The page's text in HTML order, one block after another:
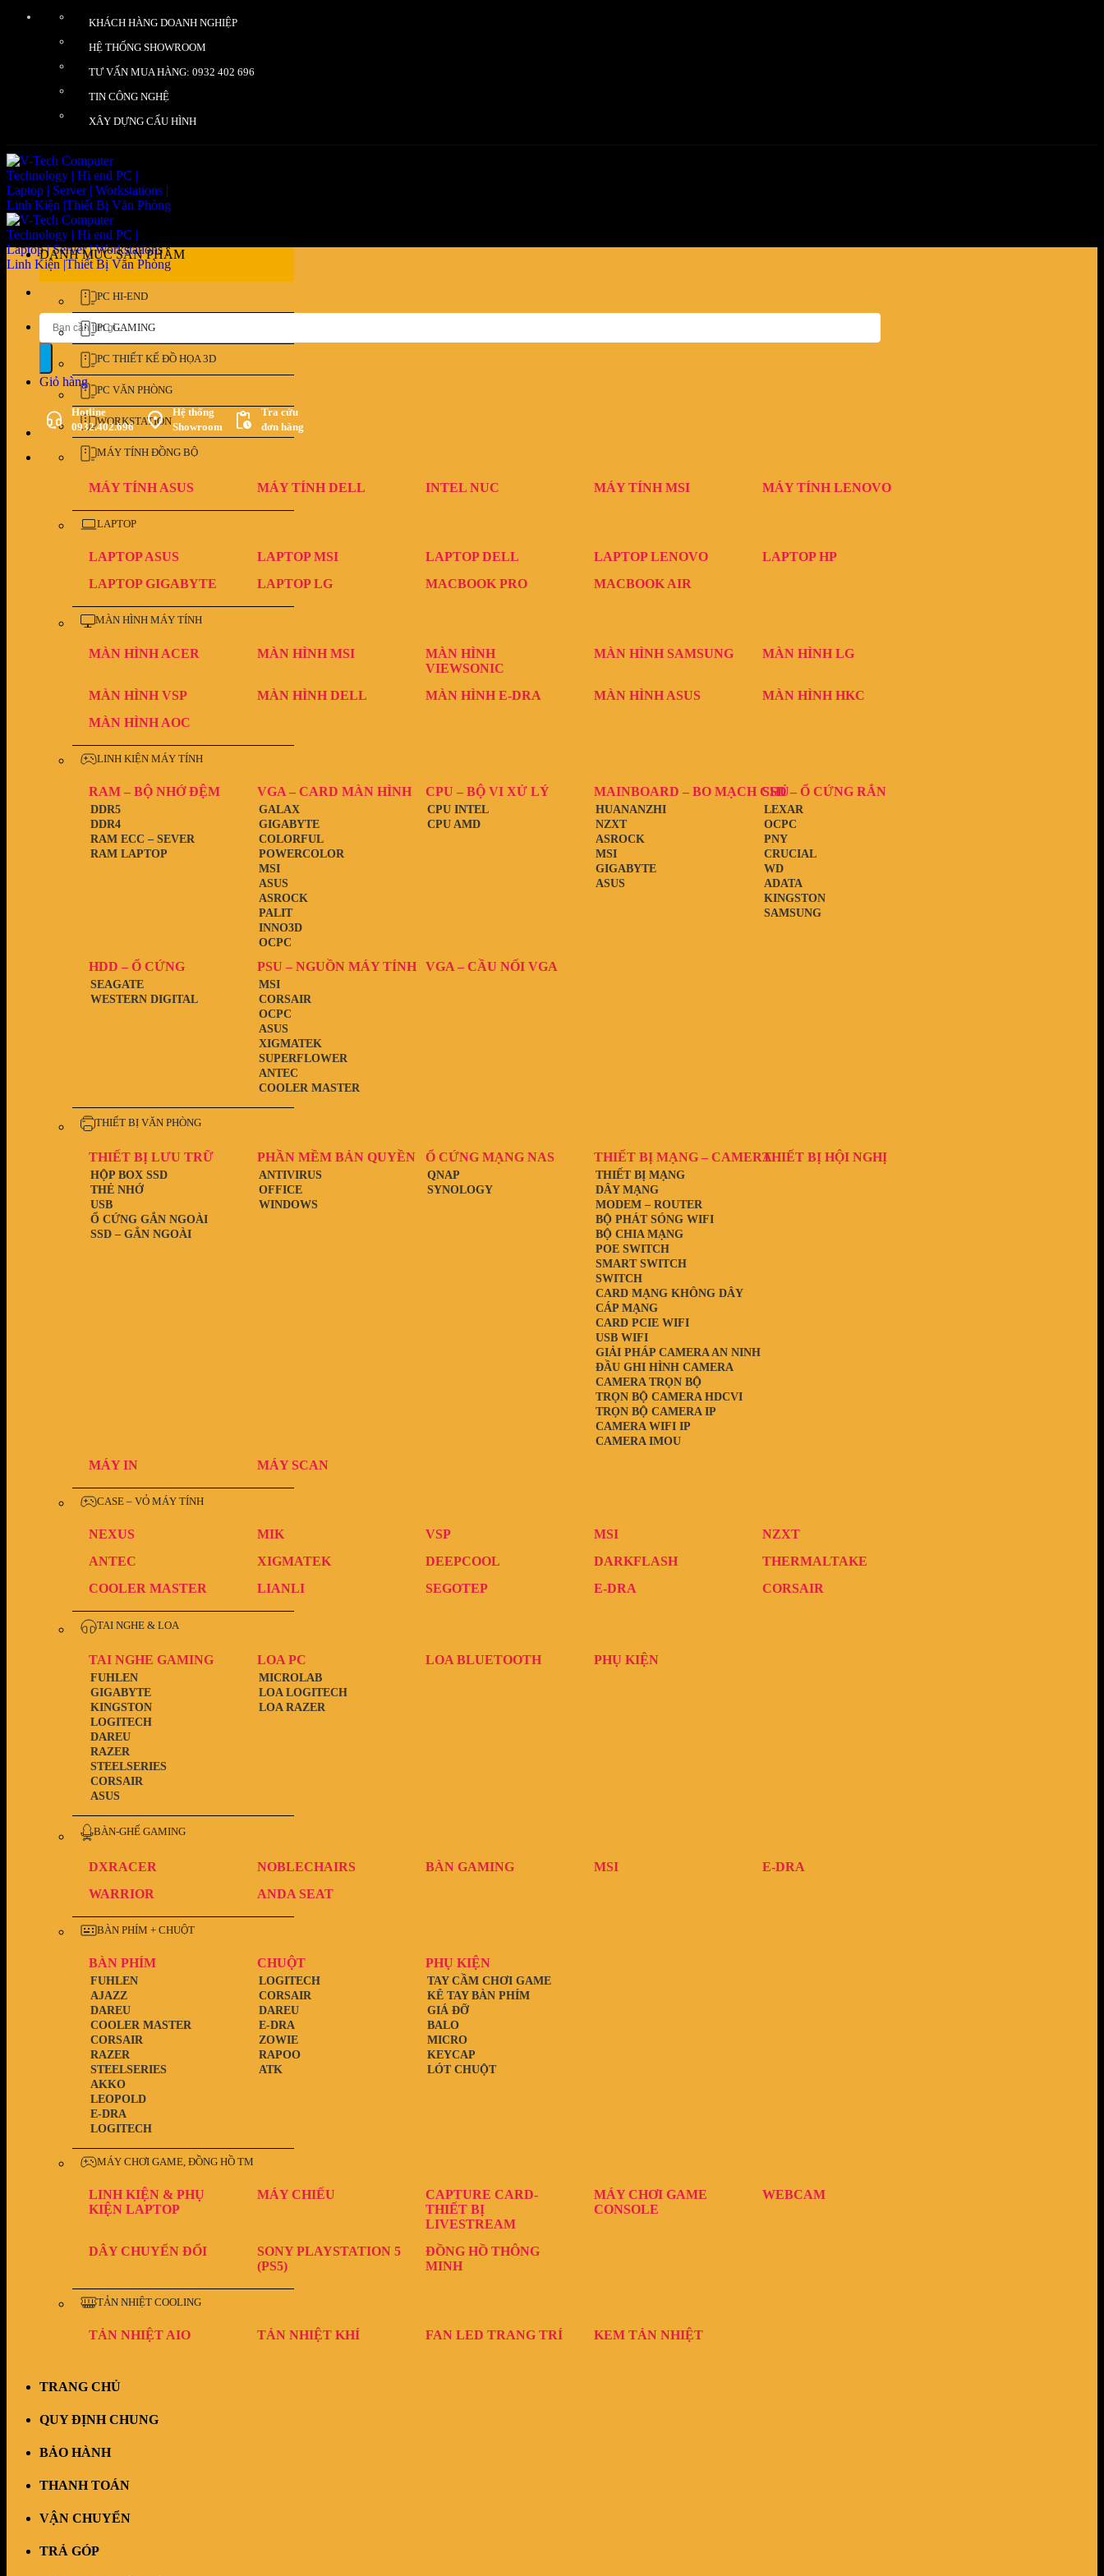
KHÁCH HÀNG DOANH NGHIỆP
HỆ THỐNG SHOWROOM
TƯ VẤN MUA HÀNG: 0932 402 696
TIN CÔNG NGHỆ
XÂY DỰNG CẤU HÌNH
Tìm
kiếm:
Giỏ hàng
Hotline
0932.402.696
Hệ thống
Showroom
Tra cứu
đơn hàng
DANH MỤC SẢN PHẨM
PC HI-END
PC GAMING
PC THIẾT KẾ ĐỒ HỌA 3D
PC VĂN PHÒNG
WORKSTATION
MÁY TÍNH ĐỒNG BỘ
MÁY TÍNH ASUS MÁY TÍNH DELL INTEL NUC MÁY TÍNH MSI MÁY TÍNH LENOVO
LAPTOP
LAPTOP ASUS LAPTOP MSI LAPTOP DELL LAPTOP LENOVO
LAPTOP HP
LAPTOP GIGABYTE
LAPTOP LG MACBOOK PRO MACBOOK AIR
MÀN HÌNH MÁY TÍNH
MÀN HÌNH ACER MÀN HÌNH MSI
MÀN HÌNH
VIEWSONIC
MÀN HÌNH SAMSUNG MÀN HÌNH LG
MÀN HÌNH VSP MÀN HÌNH DELL MÀN HÌNH E-DRA MÀN HÌNH ASUS
MÀN HÌNH HKC
MÀN HÌNH AOC
LINH KIỆN MÁY TÍNH
RAM – BỘ NHỚ ĐỆM
RAM LAPTOP
RAM ECC – SEVER
DDR4
DDR5
VGA – CARD MÀN HÌNH
OCPC
INNO3D
PALIT
ASROCK
ASUS
MSI
POWERCOLOR
COLORFUL
GIGABYTE
GALAX
CPU – BỘ VI XỬ LÝ
CPU AMD
CPU INTEL
MAINBOARD – BO MẠCH CHỦ
ASUS
GIGABYTE
MSI
ASROCK
NZXT
HUANANZHI
SSD – Ổ CỨNG RẮN
SAMSUNG
KINGSTON
ADATA
WD
CRUCIAL
PNY
OCPC
LEXAR
HDD – Ổ CỨNG
WESTERN DIGITAL
SEAGATE
PSU – NGUỒN MÁY TÍNH
COOLER MASTER
ANTEC
SUPERFLOWER
XIGMATEK
ASUS
OCPC
CORSAIR
MSI
VGA – CẦU NỐI VGA
THIẾT BỊ VĂN PHÒNG
THIẾT BỊ LƯU TRỮ
SSD – GẮN NGOÀI
Ổ CỨNG GẮN NGOÀI
USB
THẺ NHỚ
HỘP BOX SSD
PHẦN MỀM BẢN QUYỀN
WINDOWS
OFFICE
ANTIVIRUS
Ổ CỨNG MẠNG NAS
SYNOLOGY
QNAP
THIẾT BỊ MẠNG – CAMERA
GIẢI PHÁP CAMERA AN NINH
CAMERA WIFI IP
CAMERA IMOU
CAMERA TRỌN BỘ
TRỌN BỘ CAMERA IP
TRỌN BỘ CAMERA HDCVI
ĐẦU GHI HÌNH CAMERA
THIẾT BỊ MẠNG
CARD MẠNG KHÔNG DÂY
USB WIFI
CARD PCIE WIFI
CÁP MẠNG
BỘ CHIA MẠNG
SWITCH
SMART SWITCH
POE SWITCH
BỘ PHÁT SÓNG WIFI
MODEM – ROUTER
DÂY MẠNG
THIẾT BỊ HỘI NGHỊ
MÁY IN MÁY SCAN
CASE – VỎ MÁY TÍNH
NEXUS MIK VSP MSI
NZXT
ANTEC
XIGMATEK DEEPCOOL DARKFLASH
THERMALTAKE
COOLER MASTER
LIANLI SEGOTEP E-DRA CORSAIR
TAI NGHE & LOA
TAI NGHE GAMING
ASUS
CORSAIR
STEELSERIES
RAZER
DAREU
LOGITECH
KINGSTON
GIGABYTE
FUHLEN
LOA PC
LOA RAZER
LOA LOGITECH
MICROLAB
LOA BLUETOOTH PHỤ KIỆN
BÀN-GHẾ GAMING
DXRACER NOBLECHAIRS BÀN GAMING MSI
E-DRA
WARRIOR
ANDA SEAT
BÀN PHÍM + CHUỘT
BÀN PHÍM
LOGITECH
E-DRA
LEOPOLD
AKKO
STEELSERIES
RAZER
CORSAIR
COOLER MASTER
DAREU
AJAZZ
FUHLEN
CHUỘT
ATK
RAPOO
ZOWIE
E-DRA
DAREU
CORSAIR
LOGITECH
PHỤ KIỆN
LÓT CHUỘT
KEYCAP
MICRO
BALO
GIÁ ĐỠ
KÊ TAY BÀN PHÍM
TAY CẦM CHƠI GAME
MÁY CHƠI GAME, ĐỒNG HỒ TM
LINH KIỆN & PHỤ
KIỆN LAPTOP
MÁY CHIẾU
CAPTURE CARD-
THIẾT BỊ
LIVESTREAM
MÁY CHƠI GAME
CONSOLE
WEBCAM
DÂY CHUYỂN ĐỔI
SONY PLAYSTATION 5
(PS5)
ĐỒNG HỒ THÔNG
MINH
TẢN NHIỆT COOLING
TẢN NHIỆT AIO TẢN NHIỆT KHÍ FAN LED TRANG TRÍ KEM TẢN NHIỆT
TRANG CHỦ
QUY ĐỊNH CHUNG
BẢO HÀNH
THANH TOÁN
VẬN CHUYỂN
TRẢ GÓP